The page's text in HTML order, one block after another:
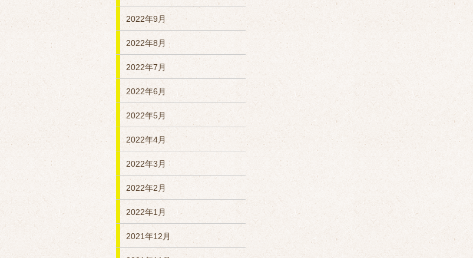
2022年9月
2022年8月
2022年7月
2022年6月
2022年5月
2022年4月
2022年3月
2022年2月
2022年1月
2021年12月